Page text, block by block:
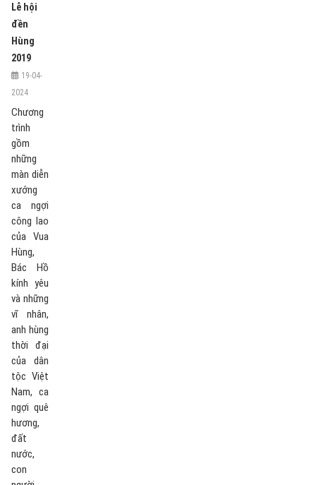
Lễ hội
đền
Hùng
2019
19-04-
2024
Chương
trình
gồm
những
màn diễn
xướng
ca ngợi
công lao
của Vua
Hùng,
Bác Hồ
kính yêu
và những
vĩ nhân,
anh hùng
thời đại
của dân
tộc Việt
Nam, ca
ngợi quê
hương,
đất
nước,
con